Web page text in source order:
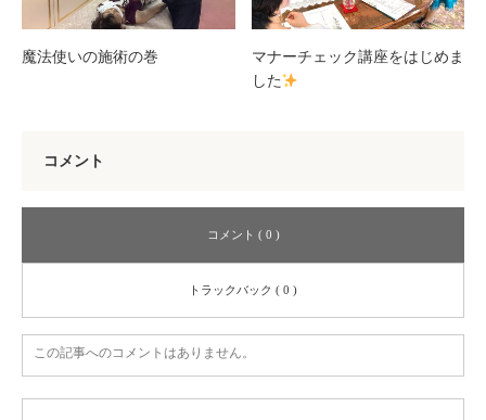
魔法使いの施術の巻
マナーチェック講座をはじめま
した
コメント
コメント ( 0 )
トラックバック ( 0 )
この記事へのコメントはありません。